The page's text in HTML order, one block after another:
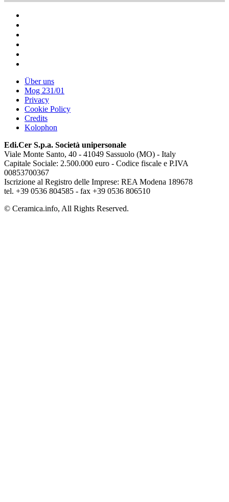
Über uns
Mog 231/01
Privacy
Cookie Policy
Credits
Kolophon
Edi.Cer S.p.a. Società unipersonale
Viale Monte Santo, 40 - 41049 Sassuolo (MO) - Italy
Capitale Sociale: 2.500.000 euro - Codice fiscale e P.IVA
00853700367
Iscrizione al Registro delle Imprese: REA Modena 189678
tel. +39 0536 804585 - fax +39 0536 806510
© Ceramica.info, All Rights Reserved.